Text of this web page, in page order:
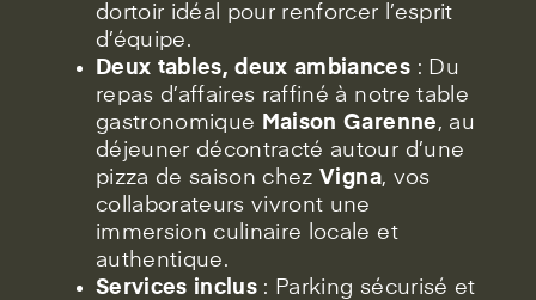
dortoir idéal pour renforcer l’esprit
d’équipe.
Deux tables, deux ambiances : Du
repas d’affaires raffiné à notre table
gastronomique Maison Garenne, au
déjeuner décontracté autour d’une
pizza de saison chezVigna, vos
collaborateurs vivront une
immersion culinaire locale et
authentique.
Services inclus : Parking sécurisé et